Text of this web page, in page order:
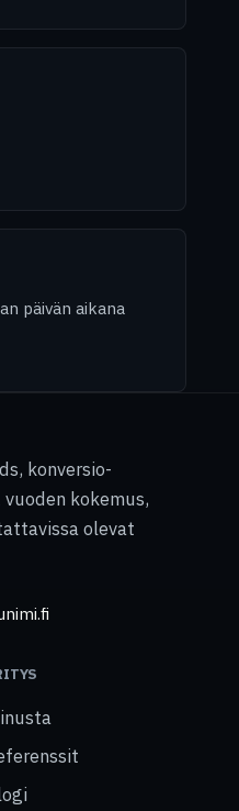
päivän aikana
konversio-
kokemus,
olevat